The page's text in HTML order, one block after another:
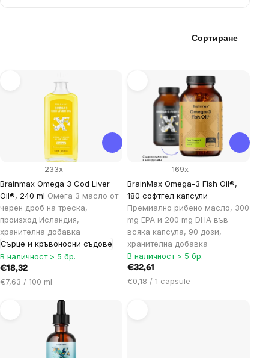
Сортиране
products
Brainmax Omega 3 Cod Liver
Oil®, 240 ml Омега 3 масло от
черен дроб на треска,
произход Исландия,
хранителна добавка
Сърце и кръвоносни съдове
233x
В наличност > 5 бр.
€18,32
Цена
€7,63 / 100 ml
BrainMax Omega-3 Fish Oil®,
180 софтгел капсули
Премиално рибено масло, 300
mg EPA и 200 mg DHA във
всяка капсула, 90 дози,
хранителна добавка
169x
В наличност > 5 бр.
€32,61
Цена
€0,18 / 1 capsule